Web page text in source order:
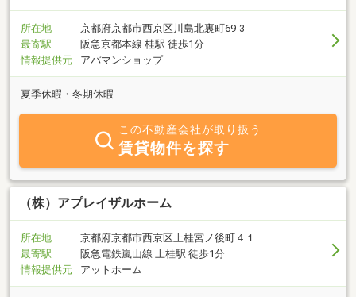
所在地
京都府京都市西京区川島北裏町69‐3
最寄駅
阪急京都本線 桂駅 徒歩1分
情報提供元
アパマンショップ
夏季休暇・冬期休暇
この不動産会社が取り扱う
賃貸物件を探す
（株）アプレイザルホーム
所在地
京都府京都市西京区上桂宮ノ後町４１
最寄駅
阪急電鉄嵐山線 上桂駅 徒歩1分
情報提供元
アットホーム